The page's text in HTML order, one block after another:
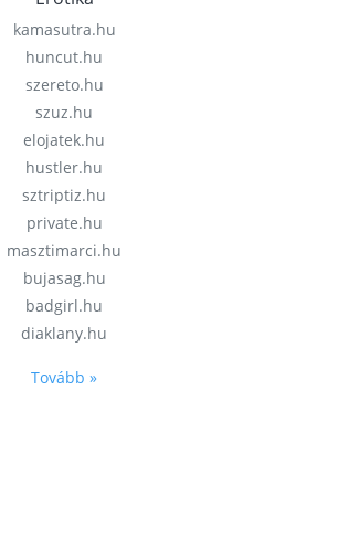
kamasutra.hu
huncut.hu
szereto.hu
szuz.hu
elojatek.hu
hustler.hu
sztriptiz.hu
private.hu
masztimarci.hu
bujasag.hu
badgirl.hu
diaklany.hu
Tovább »